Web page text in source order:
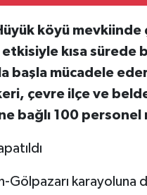
köyü mevkiinde
kısa sürede
başla mücadele
çevre ilçe ve
bağlı 100 personel
Gölpazarı karayoluna